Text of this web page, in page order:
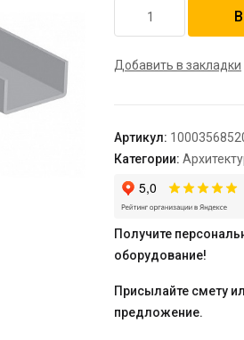
товара
крепежный
TEPLOLUX
(упак.
30шт.)
Добавить в закладки
Артикул:
Категории:
Получите
оборудование!
Присылайте смету
предложение.